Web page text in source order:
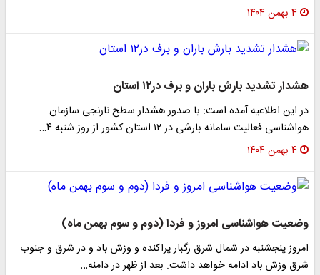
۴ بهمن ۱۴۰۴
هشدار تشدید بارش باران و برف در۱۲ استان
در این اطلاعیه آمده است: با صدور هشدار سطح نارنجی سازمان
هواشناسی فعالیت سامانه بارشی در ۱۲ استان کشور از روز شنبه ۴…
۴ بهمن ۱۴۰۴
وضعیت هواشناسی امروز و فردا (دوم و سوم بهمن ماه)
امروز پنجشنبه در شمال شرق رگبار پراکنده و وزش باد و در شرق و جنوب
شرق وزش باد ادامه خواهد داشت. بعد از ظهر در دامنه…